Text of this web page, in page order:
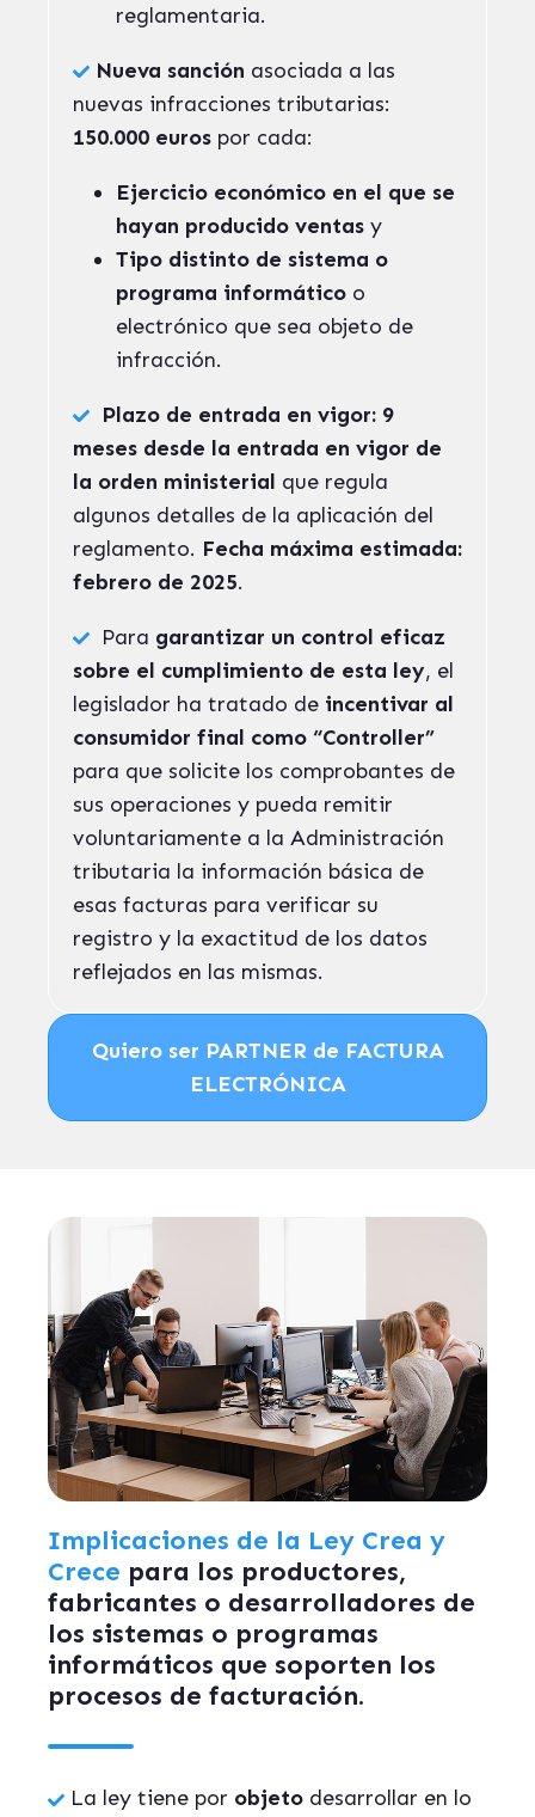
reglamentaria.
Nueva sanción asociada a las
nuevas infracciones tributarias:
150.000 euros por cada:
Ejercicio económico en el que se
hayan producido ventas y
Tipo distinto de sistema o
programa informático o
electrónico que sea objeto de
infracción.
Plazo de entrada en vigor: 9
meses desde la entrada en vigor de
la orden ministerial que regula
algunos detalles de la aplicación del
reglamento. Fecha máxima estimada:
febrero de 2025.
Para garantizar un control eficaz
sobre el cumplimiento de esta ley, el
legislador ha tratado de incentivar al
consumidor final como “Controller”
para que solicite los comprobantes de
sus operaciones y pueda remitir
voluntariamente a la Administración
tributaria la información básica de
esas facturas para verificar su
registro y la exactitud de los datos
reflejados en las mismas.
Quiero ser PARTNER de FACTURA
ELECTRÓNICA
Implicaciones de la Ley Crea y
Crece para los productores,
fabricantes o desarrolladores de
los sistemas o programas
informáticos que soporten los
procesos de facturación.
La ley tiene por objeto desarrollar en lo